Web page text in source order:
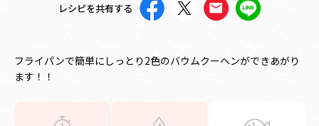
レシピを共有する
フライパンで簡単にしっとり2色のバウムクーヘンができあがり
ます！！